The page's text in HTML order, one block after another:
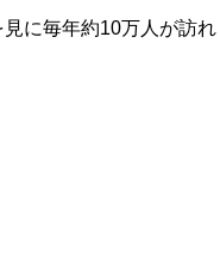
に毎年約10万人が訪